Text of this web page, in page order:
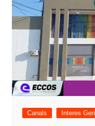
Canals Interes